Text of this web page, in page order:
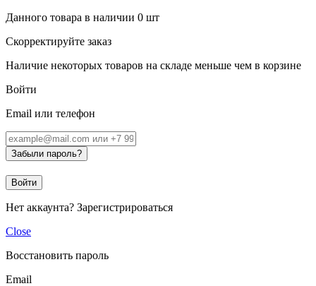
Данного товара в наличии 0 шт
Скорректируйте заказ
Наличие некоторых товаров на складе меньше чем в корзине
Войти
Email или телефон
Забыли пароль?
Войти
Нет аккаунта? Зарегистрироваться
Close
Восстановить пароль
Email